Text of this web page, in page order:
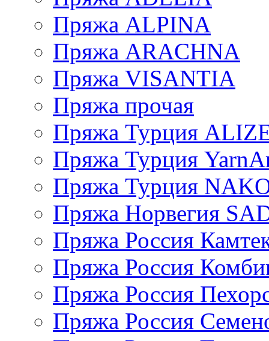
Пряжа ALPINA
Пряжа ARACHNA
Пряжа VISANTIA
Пряжа прочая
Пряжа Турция
Пряжа Турция
Пряжа Турция
Пряжа Норвегия
Пряжа Россия
Пряжа Россия
Пряжа Россия
Пряжа Россия